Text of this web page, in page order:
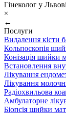
Гінеколог у Львові
×
←
Послуги
Видалення кісти
Кольпоскопія
Конізація шийки
Встановлення
Лікування
Лікування
Радіохвильова
Амбулаторне
Біопсія шийки